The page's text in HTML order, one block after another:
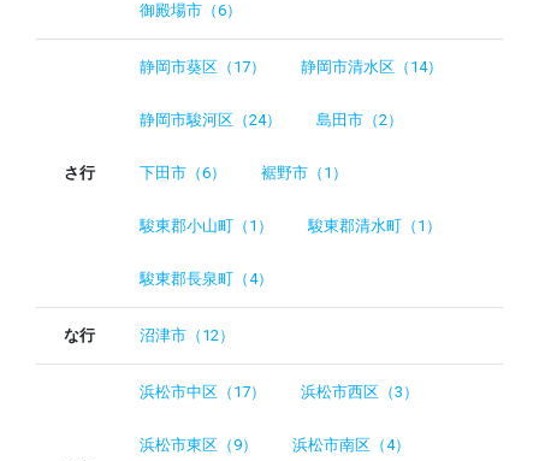
御殿場市（6）
さ行
静岡市葵区（17） 静岡市清水区（14）
静岡市駿河区（24） 島田市（2）
下田市（6） 裾野市（1）
駿東郡小山町（1） 駿東郡清水町（1）
駿東郡長泉町（4）
な行 沼津市（12）
浜松市中区（17） 浜松市西区（3）
浜松市東区（9） 浜松市南区（4）